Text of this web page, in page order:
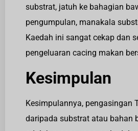
substrat, jatuh ke bahagian
pengumpulan, manakala
Kaedah ini sangat cekap dan
pengeluaran cacing makan
Kesimpulan
Kesimpulannya, pengasingan
daripada substrat atau bahan